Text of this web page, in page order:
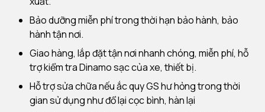
Bảo dưỡng miễn phí trong thời hạn bảo hành, bảo
hành tận nơi.
Giao hàng, lắp đặt tận nơi nhanh chóng, miễn phí, hỗ
trợ kiểm tra Dinamo sạc của xe, thiết bị.
Hỗ trợ sửa chữa nếu ắc quy GS hư hỏng trong thời
gian sử dụng như đổ lại cọc bình, hàn lại